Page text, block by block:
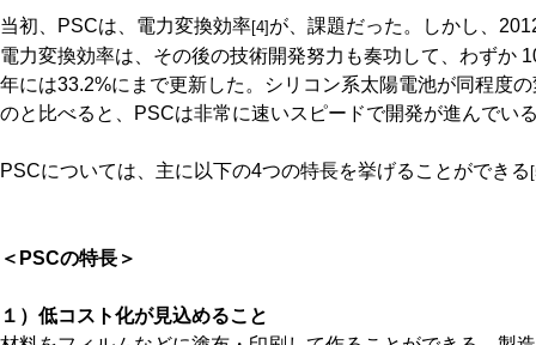
当初、PSCは、電力変換効率[4] が、課題だった。しかし、
電力変換効率は、その後の技術開発努力も奏功して、わずか
年には33.2%にまで更新した。シリコン系太陽電池が同程度
のと比べると、PSCは非常に速いスピードで開発が進んでい
PSCについては、主に以下の4つの特長を挙げることができる
＜PSCの特長＞
１）低コスト化が見込めること